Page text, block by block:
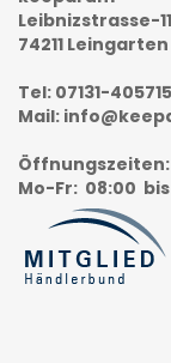
Leibnizstrasse-11
74211 Leingarten
Tel: 07131-
Mail:
Öffnungszeiten:
Mo-Fr: 08:00 bis